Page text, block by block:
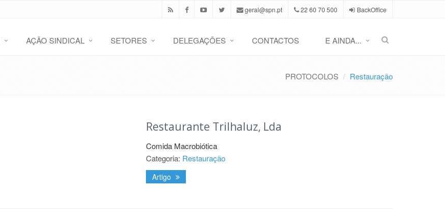
geral@spn.pt 22 60 70 500 BackOffice
AÇÃO SINDICAL SETORES DELEGAÇÕES CONTACTOS E AINDA...
PROTOCOLOS Restauração
Restaurante Trilhaluz, Lda
Comida Macrobiótica
Categoria: Restauração
Artigo